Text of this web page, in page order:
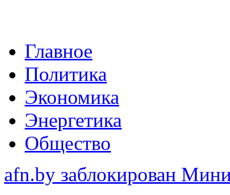
Главное
Политика
Экономика
Энергетика
Общество
afn.by заблокирован